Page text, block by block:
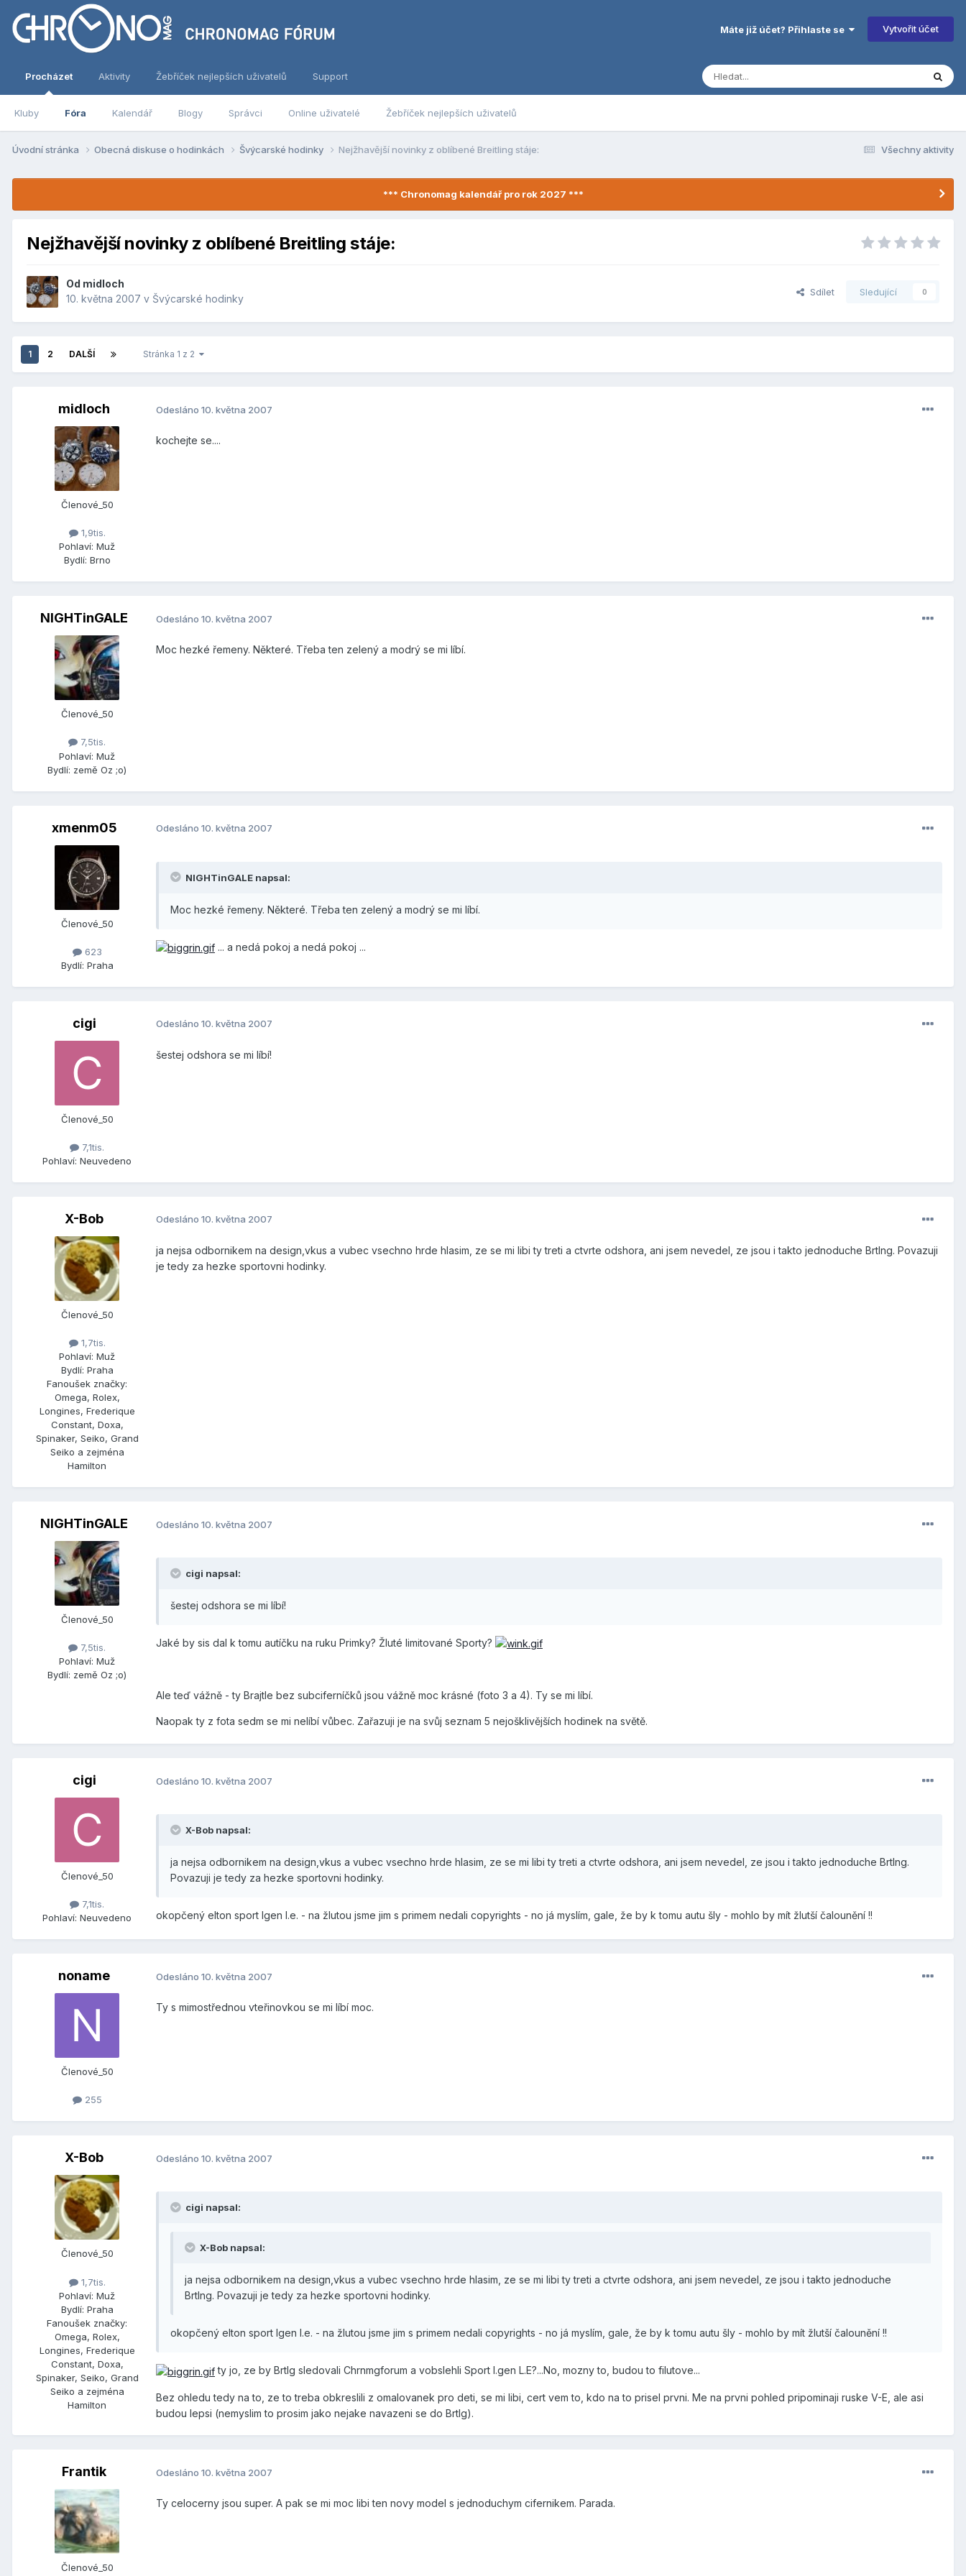
Máte již účet? Přihlaste se Vytvořit účet
Procházet
Kluby Fóra Kalendář Blogy Správci Online uživatelé Žebříček nejlepších uživatelů
Aktivity Žebříček nejlepších uživatelů Support
Všechny aktivity
Úvodní stránka Obecná diskuse o hodinkách Švýcarské hodinky Nejžhavější novinky z oblíbené Breitling stáje:
*** Chronomag kalendář pro rok 2027 ***
Nejžhavější novinky z oblíbené Breitling stáje:
Od midloch
10. května 2007 v Švýcarské hodinky
Sdílet Sledující 0
1 2 DALŠÍ Stránka 1 z 2
midloch
Členové_50
1,9tis.
Pohlaví: Muž
Bydlí: Brno
Odesláno 10. května 2007
kochejte se....
NIGHTinGALE
Členové_50
7,5tis.
Pohlaví: Muž
Bydlí: země Oz ;o)
Odesláno 10. května 2007
Moc hezké řemeny. Některé. Třeba ten zelený a modrý se mi líbí.
xmenm05
Členové_50
623
Bydlí: Praha
Odesláno 10. května 2007
NIGHTinGALE napsal:
Moc hezké řemeny. Některé. Třeba ten zelený a modrý se mi líbí.
... a nedá pokoj a nedá pokoj ...
cigi
Členové_50
7,1tis.
Pohlaví: Neuvedeno
Odesláno 10. května 2007
šestej odshora se mi líbí!
X-Bob
Členové_50
1,7tis.
Pohlaví: Muž
Bydlí: Praha
Fanoušek značky:
Omega, Rolex,
Longines, Frederique
Constant, Doxa,
Spinaker, Seiko, Grand
Seiko a zejména
Hamilton
Odesláno 10. května 2007
ja nejsa odbornikem na design,vkus a vubec vsechno hrde hlasim, ze se mi libi ty treti a ctvrte odshora, ani jsem nevedel, ze jsou i takto jednoduche Brtlng. Povazuji
je tedy za hezke sportovni hodinky.
NIGHTinGALE
Členové_50
7,5tis.
Pohlaví: Muž
Bydlí: země Oz ;o)
Odesláno 10. května 2007
cigi napsal:
šestej odshora se mi líbí!
Jaké by sis dal k tomu autíčku na ruku Primky? Žluté limitované Sporty?
Ale teď vážně - ty Brajtle bez subciferníčků jsou vážně moc krásné (foto 3 a 4). Ty se mi líbí.
Naopak ty z fota sedm se mi nelíbí vůbec. Zařazuji je na svůj seznam 5 nejošklivějších hodinek na světě.
cigi
Členové_50
7,1tis.
Pohlaví: Neuvedeno
Odesláno 10. května 2007
X-Bob napsal:
ja nejsa odbornikem na design,vkus a vubec vsechno hrde hlasim, ze se mi libi ty treti a ctvrte odshora, ani jsem nevedel, ze jsou i takto jednoduche Brtlng.
Povazuji je tedy za hezke sportovni hodinky.
okopčený elton sport Igen l.e. - na žlutou jsme jim s primem nedali copyrights - no já myslím, gale, že by k tomu autu šly - mohlo by mít žlutší čalounění !!
noname
Členové_50
255
Odesláno 10. května 2007
Ty s mimostřednou vteřinovkou se mi líbí moc.
X-Bob
Členové_50
1,7tis.
Pohlaví: Muž
Bydlí: Praha
Fanoušek značky:
Omega, Rolex,
Longines, Frederique
Constant, Doxa,
Spinaker, Seiko, Grand
Seiko a zejména
Hamilton
Odesláno 10. května 2007
cigi napsal:
X-Bob napsal:
ja nejsa odbornikem na design,vkus a vubec vsechno hrde hlasim, ze se mi libi ty treti a ctvrte odshora, ani jsem nevedel, ze jsou i takto jednoduche
Brtlng. Povazuji je tedy za hezke sportovni hodinky.
okopčený elton sport Igen l.e. - na žlutou jsme jim s primem nedali copyrights - no já myslím, gale, že by k tomu autu šly - mohlo by mít žlutší čalounění !!
ty jo, ze by Brtlg sledovali Chrnmgforum a vobslehli Sport I.gen L.E?...No, mozny to, budou to filutove...
Bez ohledu tedy na to, ze to treba obkreslili z omalovanek pro deti, se mi libi, cert vem to, kdo na to prisel prvni. Me na prvni pohled pripominaji ruske V-E, ale asi
budou lepsi (nemyslim to prosim jako nejake navazeni se do Brtlg).
Frantik
Členové_50
Odesláno 10. května 2007
Ty celocerny jsou super. A pak se mi moc libi ten novy model s jednoduchym cifernikem. Parada.